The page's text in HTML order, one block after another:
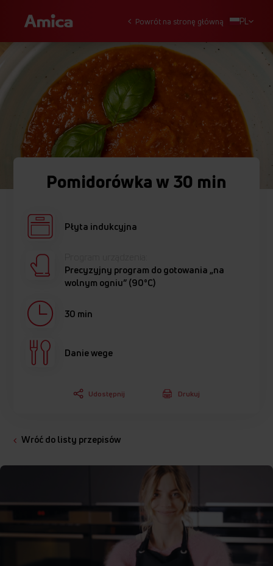
Powrót na stronę główną PL
Pomidorówka w 30 min
Płyta indukcyjna
Precyzyjny program do gotowania „na
wolnym ogniu” (90°C)
30 min
Danie wege
Udostępnij Drukuj
Wróć do listy przepisów